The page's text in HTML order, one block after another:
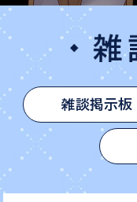
雑談掲示板